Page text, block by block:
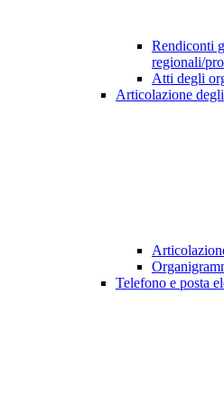
Rendiconti
regionali/
Atti degli
Articolazione
Telefono e posta